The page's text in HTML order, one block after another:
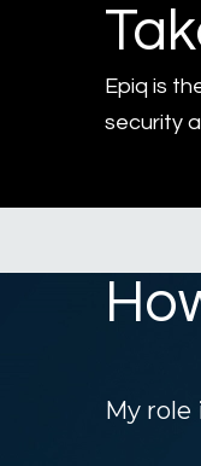
Epiq is
security
My role